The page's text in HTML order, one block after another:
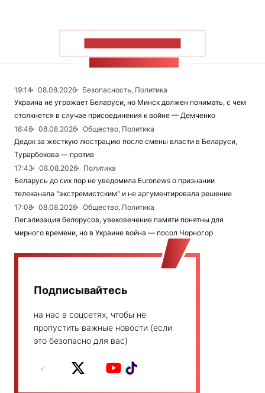
19:14 08.08.2026
Безопасность, Политика
Украина не угрожает Беларуси, но Минск должен понимать, с чем
столкнется в случае присоединения к войне — Демченко
18:46
08.08.2026
Общество, Политика
Дедок за жесткую люстрацию после смены власти в Беларуси,
Турарбекова — против
17:43
08.08.2026
Политика
Беларусь до сих пор не уведомила Euronews о признании
телеканала "экстремистским" и не аргументировала решение
17:08
08.08.2026
Общество, Политика
Легализация белорусов, увековечение памяти понятны для
мирного времени, но в Украине война — посол Чорногор
Подписывайтесь
на нас в соцсетях, чтобы не
пропустить важные новости (если
это безопасно для вас)